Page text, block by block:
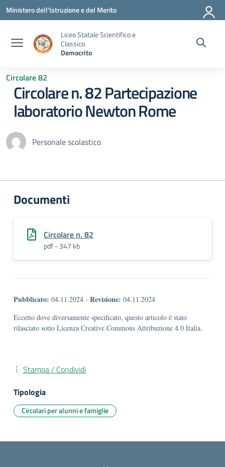
Vai ai contenuti
Vai al menu di navigazione
Vai al footer
Ministero dell'Istruzione e del Merito
Liceo Statale Scientifico e
Classico
Democrito
Circolare 82
Circolare n. 82 Partecipazione
laboratorio Newton Rome
Personale scolastico
Documenti
Circolare n. 82
pdf - 347 kb
Pubblicato: 04.11.2024 - Revisione: 04.11.2024
Eccetto dove diversamente specificato, questo articolo è stato
rilasciato sotto Licenza Creative Commons Attribuzione 4.0 Italia.
Stampa / Condividi
Tipologia
Circolari per alunni e famiglie